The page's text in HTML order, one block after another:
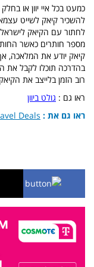
כמעט בכל איי יוון או
להשכיר קיאק לשייט
לחתור עם הקיאק
מספר חותרים כאשר
קיאק יודע את המלאכה,
בהדרכה תוכלו לקבל את
רוב הזמן בלייצב את
ראו גם : גולט ביוון
ראו גם את : Deals